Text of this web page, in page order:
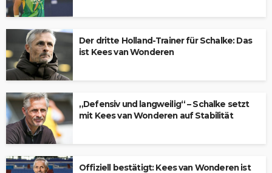
Der dritte Holland-Trainer für Schalke: Das
ist Kees van Wonderen
„Defensiv und langweilig“ – Schalke setzt
mit Kees van Wonderen auf Stabilität
Offiziell bestätigt: Kees van Wonderen ist